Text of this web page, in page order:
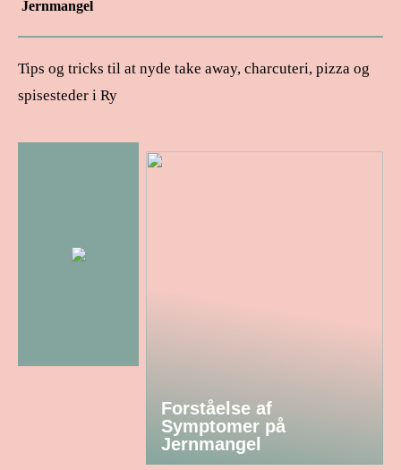
Jernmangel
Tips og tricks til at nyde take away, charcuteri, pizza og
spisesteder i Ry
Forståelse af
Symptomer på
Jernmangel